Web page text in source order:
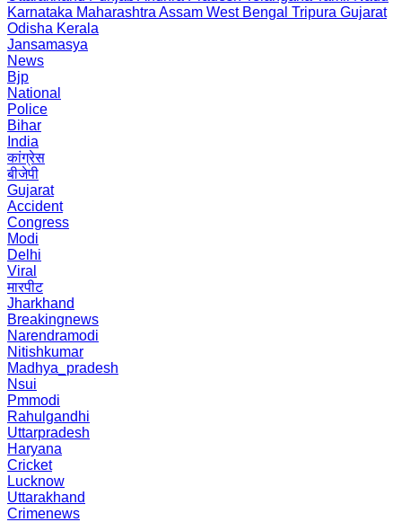
Karnataka Maharashtra Assam West Bengal Tripura Gujarat
Odisha Kerala
Jansamasya
News
Bjp
National
Police
Bihar
India
कांग्रेस
बीजेपी
Gujarat
Accident
Congress
Modi
Delhi
Viral
मारपीट
Jharkhand
Breakingnews
Narendramodi
Nitishkumar
Madhya_pradesh
Nsui
Pmmodi
Rahulgandhi
Uttarpradesh
Haryana
Cricket
Lucknow
Uttarakhand
Crimenews